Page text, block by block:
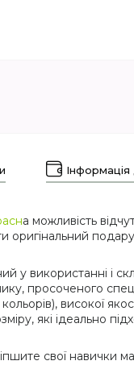
а можливість
оригінальний
у використанні і
просоченого
високої
які ідеально
свої навички